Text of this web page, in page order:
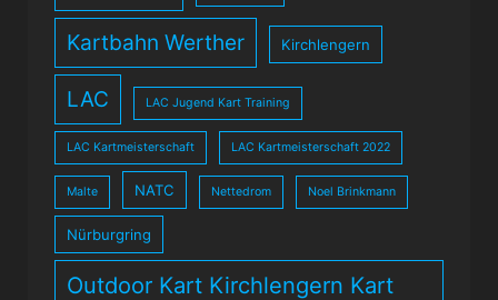
Kartbahn Werther Kirchlengern
LAC LAC Jugend Kart Training
LAC Kartmeisterschaft LAC Kartmeisterschaft 2022
Malte NATC Nettedrom Noel Brinkmann
Nürburgring
Outdoor Kart Kirchlengern Kart